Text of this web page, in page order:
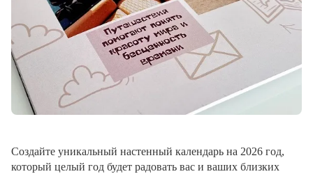
Создайте уникальный настенный календарь на 2026 год,
который целый год будет радовать вас и ваших близких